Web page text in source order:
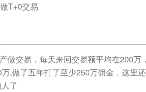
T+0交易
交易，每天来回交易额平均在200万
,做了五年打了至少250万佣金，这里
了